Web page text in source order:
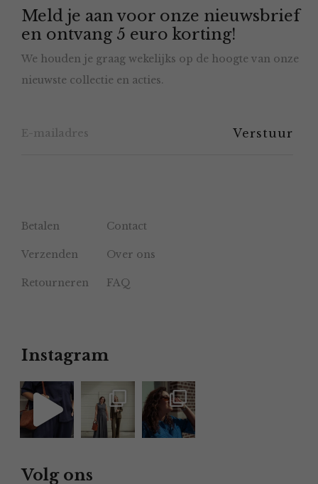
Meld je aan voor onze nieuwsbrief
en ontvang 5 euro korting!
We houden je graag wekelijks op de hoogte van onze
nieuwste collectie en acties.
Betalen Contact
Verzenden Over ons
Retourneren FAQ
Instagram
Volg ons